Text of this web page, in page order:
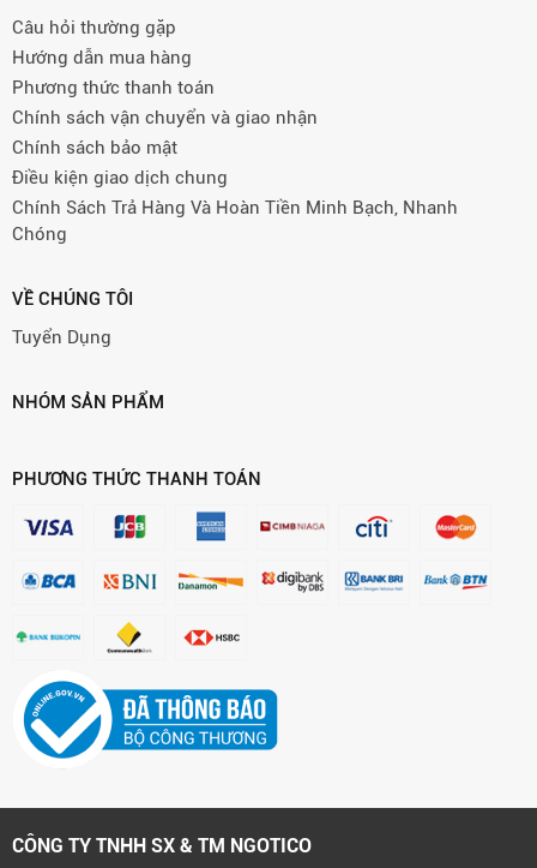
Câu hỏi thường gặp
Hướng dẫn mua hàng
Phương thức thanh toán
Chính sách vận chuyển và giao nhận
Chính sách bảo mật
Điều kiện giao dịch chung
Chính Sách Trả Hàng Và Hoàn Tiền Minh Bạch, Nhanh
Chóng
VỀ CHÚNG TÔI
Tuyển Dụng
NHÓM SẢN PHẨM
PHƯƠNG THỨC THANH TOÁN
CÔNG TY TNHH SX & TM NGOTICO